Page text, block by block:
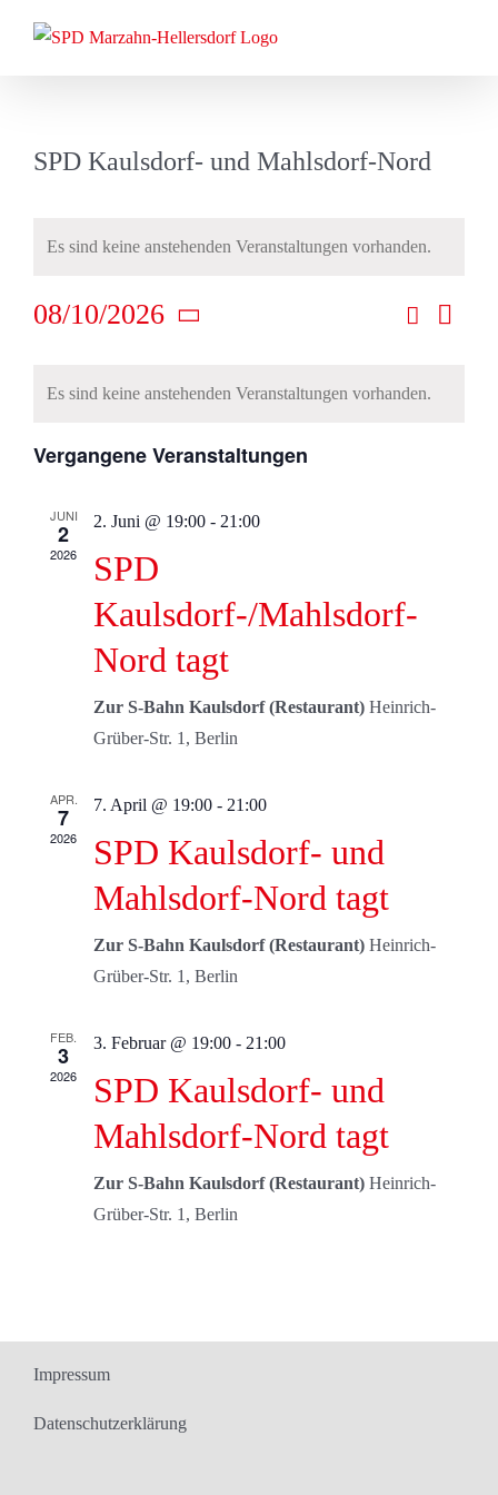
Inhalt
SPD Kaulsdorf- und Mahlsdorf-Nord
Es sind keine anstehenden Veranstaltungen vorhanden.
Suche
Monat
08/10/2026
Kalender
Es sind keine anstehenden Veranstaltungen vorhanden.
Vergangene Veranstaltungen
JUNI
2
2026
2. Juni @ 19:00 - 21:00
SPD
Kaulsdorf-/Mahlsdorf-
Nord tagt
Zur S-Bahn Kaulsdorf (Restaurant) Heinrich-
Grüber-Str. 1, Berlin
APR.
7
2026
7. April @ 19:00 - 21:00
SPD Kaulsdorf- und
Mahlsdorf-Nord tagt
Zur S-Bahn Kaulsdorf (Restaurant) Heinrich-
Grüber-Str. 1, Berlin
FEB.
3
2026
3. Februar @ 19:00 - 21:00
SPD Kaulsdorf- und
Mahlsdorf-Nord tagt
Zur S-Bahn Kaulsdorf (Restaurant) Heinrich-
Grüber-Str. 1, Berlin
Impressum
Datenschutzerklärung